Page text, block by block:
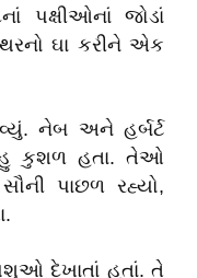
પક્ષીઓનાં જોડાં
ઘા કરીને એક
નેબ અને હર્બર્ટ
કુશળ હતા. તેઓ
પાછળ રહ્યો,
દેખાતાં હતાં. તે